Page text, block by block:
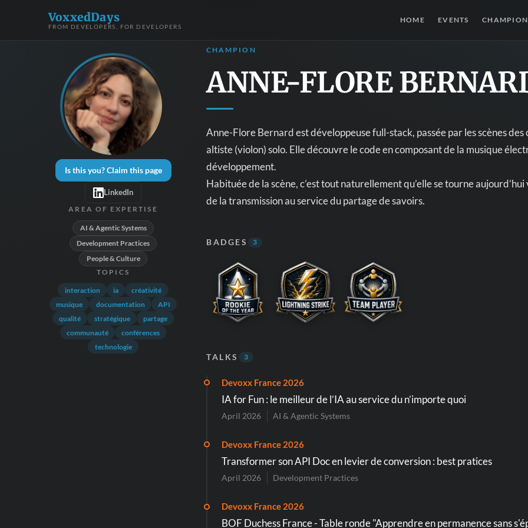
VoxxedDays
FROM DEVELOPERS, FOR DEVELOPERS
HOME EVENTS
Is this you? Claim this page
LinkedIn
AREA OF EXPERTISE
AI & Agentic Systems
Development Practices
People & Culture
TOPICS
interaction ia
créativité
musique
documentation
API
qualité
stratégique
partage
communauté
conférences
technologie
CHAMPION
ANNE-FLORE
Anne-Flore Bernard est développeuse full-stack, passée par les scènes
altiste (violon) solo. Elle découvre le code en composant de la musique
développement.
Habituée de la scène, c’est tout naturellement qu’elle se tourne
de la transmission au service du partage de savoirs.
BADGES 3
TALKS 3
Devoxx France 2026
IA for Fun : le meilleur de l’IA au service du n’importe quoi
April 2026 AI & Agentic Systems
Devoxx France 2026
Transformer son API Doc en levier de conversion : best pratices
April 2026 Development Practices
Devoxx France 2026
BOF Duchess France - Table ronde "Apprendre en permanence sans